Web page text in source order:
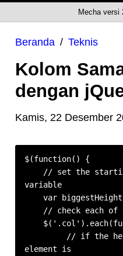
Mecha versi
Beranda Teknis
Kolom
dengan
Kamis, 22 Desember
$(function() {
variable
    var biggestHeight = 0;
element is